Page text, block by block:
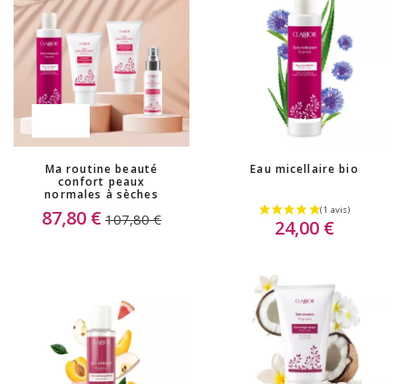
Ma routine beauté
confort peaux
normales à sèches
87,80 € 107,80 €
Eau micellaire bio
24,00 €